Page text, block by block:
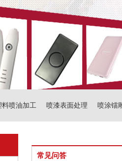
料喷油加工 喷漆表面处理 喷涂镭
常见问答